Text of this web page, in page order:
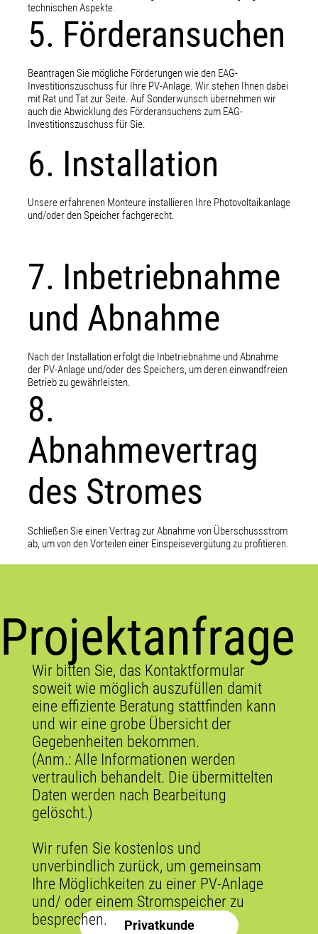
technischen Aspekte.
5. Förderansuchen
Beantragen Sie mögliche Förderungen wie den EAG-
Investitionszuschuss für Ihre PV-Anlage. Wir stehen Ihnen dabei
mit Rat und Tat zur Seite. Auf Sonderwunsch übernehmen wir
auch die Abwicklung des Förderansuchens zum EAG-
Investitionszuschuss für Sie.
6. Installation
Unsere erfahrenen Monteure installieren Ihre Photovoltaikanlage
und/oder den Speicher fachgerecht.
7. Inbetriebnahme
und Abnahme
Nach der Installation erfolgt die Inbetriebnahme und Abnahme
der PV-Anlage und/oder des Speichers, um deren einwandfreien
Betrieb zu gewährleisten.
8.
Abnahmevertrag
des Stromes
Schließen Sie einen Vertrag zur Abnahme von Überschussstrom
ab, um von den Vorteilen einer Einspeisevergütung zu profitieren.
Projektanfrage
Privatkunde
Wir bitten Sie, das Kontaktformular
soweit wie möglich auszufüllen damit
eine effiziente Beratung stattfinden kann
und wir eine grobe Übersicht der
Gegebenheiten bekommen.
(Anm.: Alle Informationen werden
vertraulich behandelt. Die übermittelten
Daten werden nach Bearbeitung
gelöscht.)
Wir rufen Sie kostenlos und
unverbindlich zurück, um gemeinsam
Ihre Möglichkeiten zu einer PV-Anlage
und/ oder einem Stromspeicher zu
besprechen.